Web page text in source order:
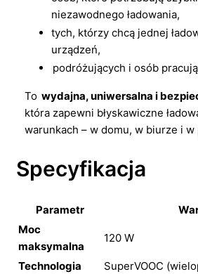
niezawodnego ładowania,
tych, którzy chcą jednej
urządzeń,
podróżujących i osób
To wydajna, uniwersalna i
która zapewni błyskawiczne
warunkach – w domu, w biurze i w
Specyfikacja
Parametr
Moc
maksymalna
120 W
Technologia
SuperVOOC